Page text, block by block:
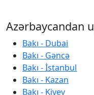
Azərbaycandan
Bakı - Dubai
Bakı - Gəncə
Bakı - İstanbul
Bakı - Kazan
Bakı - Kiyev